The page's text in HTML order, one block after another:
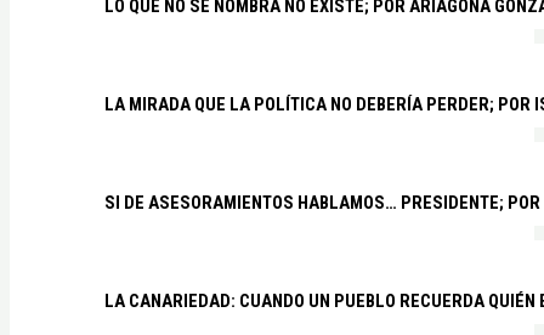
LO QUE NO SE NOMBRA NO EXISTE; POR ARIAGONA
LA MIRADA QUE LA POLÍTICA NO DEBERÍA PERDER; POR
SI DE ASESORAMIENTOS HABLAMOS… PRESIDENTE;
LA CANARIEDAD: CUANDO UN PUEBLO RECUERDA QUIÉN